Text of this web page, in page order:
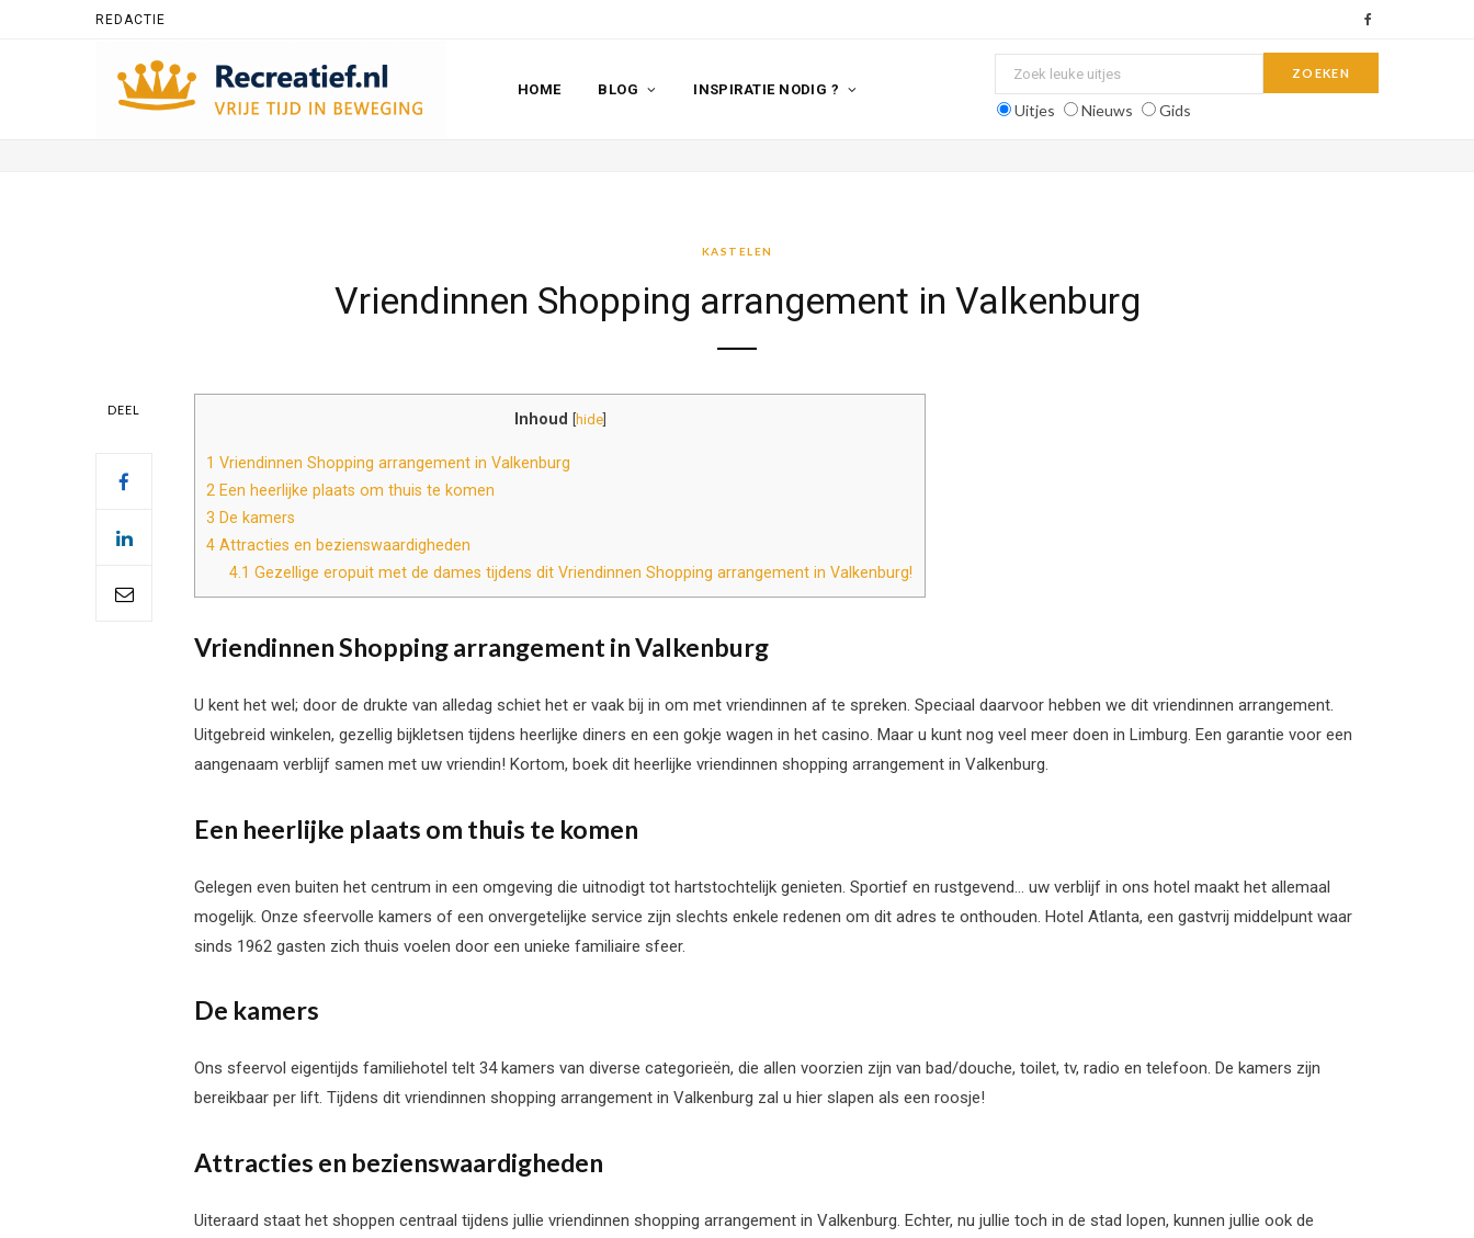
REDACTIE
c
HOME BLOG INSPIRATIE NODIG ?
Uitjes Nieuws Gids
KASTELEN
Vriendinnen Shopping arrangement in Valkenburg
DEEL
Inhoud hide]
1 Vriendinnen Shopping arrangement in Valkenburg
2 Een heerlijke plaats om thuis te komen
3 De kamers
4 Attracties en bezienswaardigheden
4.1 Gezellige eropuit met de dames tijdens dit Vriendinnen Shopping arrangement in Valkenburg!
Vriendinnen Shopping arrangement in Valkenburg
U kent het wel; door de drukte van alledag schiet het er vaak bij in om met vriendinnen af te spreken. Speciaal daarvoor hebben we dit vriendinnen arrangement.
Uitgebreid winkelen, gezellig bijkletsen tijdens heerlijke diners en een gokje wagen in het casino. Maar u kunt nog veel meer doen in Limburg. Een garantie voor een
aangenaam verblijf samen met uw vriendin! Kortom, boek dit heerlijke vriendinnen shopping arrangement in Valkenburg.
Een heerlijke plaats om thuis te komen
Gelegen even buiten het centrum in een omgeving die uitnodigt tot hartstochtelijk genieten. Sportief en rustgevend… uw verblijf in ons hotel maakt het allemaal
mogelijk. Onze sfeervolle kamers of een onvergetelijke service zijn slechts enkele redenen om dit adres te onthouden. Hotel Atlanta, een gastvrij middelpunt waar
sinds 1962 gasten zich thuis voelen door een unieke familiaire sfeer.
De kamers
Ons sfeervol eigentijds familiehotel telt 34 kamers van diverse categorieën, die allen voorzien zijn van bad/douche, toilet, tv, radio en telefoon. De kamers zijn
bereikbaar per lift. Tijdens dit vriendinnen shopping arrangement in Valkenburg zal u hier slapen als een roosje!
Attracties en bezienswaardigheden
Uiteraard staat het shoppen centraal tijdens jullie vriendinnen shopping arrangement in Valkenburg. Echter, nu jullie toch in de stad lopen, kunnen jullie ook de